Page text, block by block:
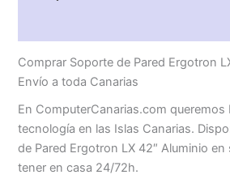
Comprar Soporte de Pared Ergotron
Envío a toda Canarias
En ComputerCanarias.com queremos
tecnología en las Islas Canarias.
de Pared Ergotron LX 42″ Aluminio
tener en casa 24/72h.